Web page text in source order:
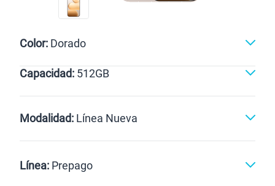
Color: Dorado
Dorado
Capacidad: 512GB
512GB
Modalidad: Línea Nueva
Línea: Prepago